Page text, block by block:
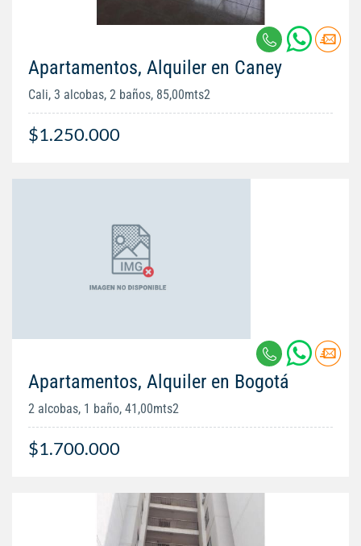
Apartamentos, Alquiler en Caney
Cali, 3 alcobas, 2 baños, 85,00mts2
$1.250.000
Apartamentos, Alquiler en Bogotá
2 alcobas, 1 baño, 41,00mts2
$1.700.000